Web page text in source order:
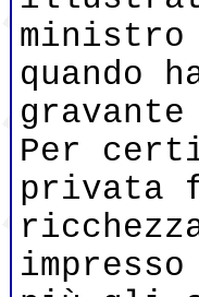
ministro
quando
Per
privata